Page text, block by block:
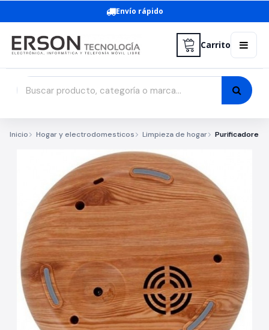
Envío rápido
Carrito
Inicio Hogar y electrodomesticos Limpieza de hogar Purificadores